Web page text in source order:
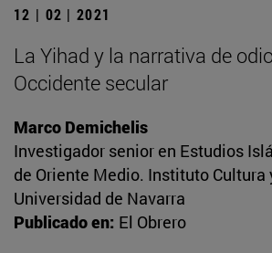
12 | 02 | 2021
La Yihad y la narrativa de
Occidente secular
Marco Demichelis
Investigador senior en Estudios
de Oriente Medio. Instituto Cultura
Universidad de Navarra
Publicado en: El Obrero